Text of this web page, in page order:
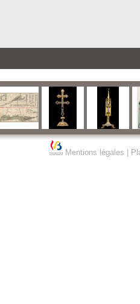
Mentions légales